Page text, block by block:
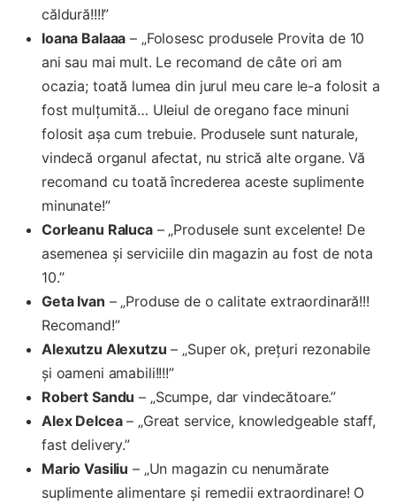
căldură!!!!”
Ioana Balaaa – „Folosesc produsele Provita de 10
ani sau mai mult. Le recomand de câte ori am
ocazia; toată lumea din jurul meu care le-a folosit a
fost mulțumită… Uleiul de oregano face minuni
folosit așa cum trebuie. Produsele sunt naturale,
vindecă organul afectat, nu strică alte organe. Vă
recomand cu toată încrederea aceste suplimente
minunate!”
Corleanu Raluca– „Produsele sunt excelente! De
asemenea și serviciile din magazin au fost de nota
10.”
Geta Ivan – „Produse de o calitate extraordinară!!!
Recomand!”
Alexutzu Alexutzu – „Super ok, prețuri rezonabile
și oameni amabili!!!!”
Robert Sandu – „Scumpe, dar vindecătoare.”
Alex Delcea– „Great service, knowledgeable staff,
fast delivery.”
Mario Vasiliu – „Un magazin cu nenumărate
suplimente alimentare și remedii extraordinare! O